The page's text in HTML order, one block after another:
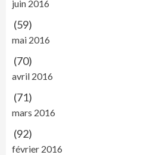
juin 2016
(59)
mai 2016
(70)
avril 2016
(71)
mars 2016
(92)
février 2016